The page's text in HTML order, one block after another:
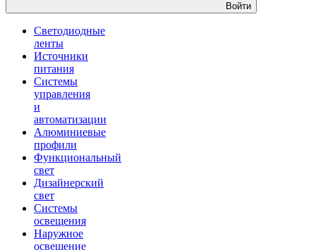
Войти
Светодиодные
ленты
Источники
питания
Системы
управления
и
автоматизации
Алюминиевые
профили
Функциональный
свет
Дизайнерский
свет
Системы
освещения
Наружное
освещение